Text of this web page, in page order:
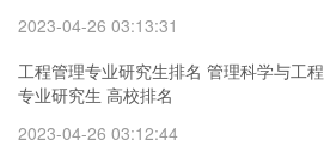
2023-04-26 03:13:31
工程管理专业研究生排名 管理科学与工程
专业研究生 高校排名
2023-04-26 03:12:44